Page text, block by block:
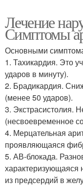
Лечение
Симптомы
Основными
1. Тахикардия. Это
ударов в минуту).
2. Брадикардия.
(менее 50 ударов).
3. Экстрасистолия.
(несвоевременное
4. Мерцательная
проявляющаяся
5. АВ-блокада.
из предсердий в